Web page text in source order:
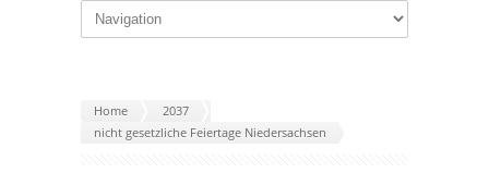
Home
2037
nicht gesetzliche Feiertage Niedersachsen